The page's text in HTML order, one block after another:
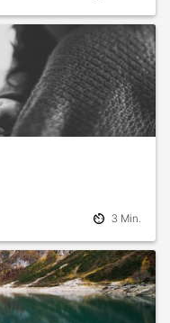
3 Min.